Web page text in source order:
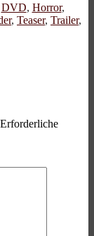
DVD, Horror,
, Teaser, Trailer,
Erforderliche